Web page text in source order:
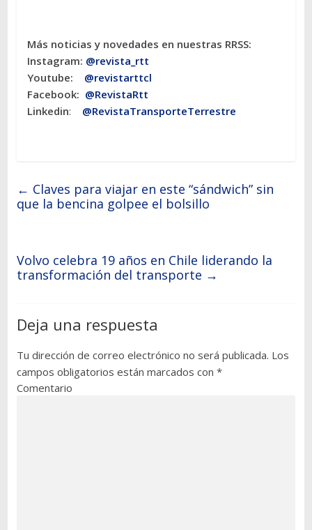
Más noticias y novedades en nuestras RRSS:
Instagram: @revista_rtt
Youtube: @revistarttcl
Facebook: @RevistaRtt
Linkedin: @RevistaTransporteTerrestre
← Claves para viajar en este “sándwich” sin
que la bencina golpee el bolsillo
Volvo celebra 19 años en Chile liderando la
transformación del transporte →
Deja una respuesta
Tu dirección de correo electrónico no será publicada. Los
campos obligatorios están marcados con *
Comentario